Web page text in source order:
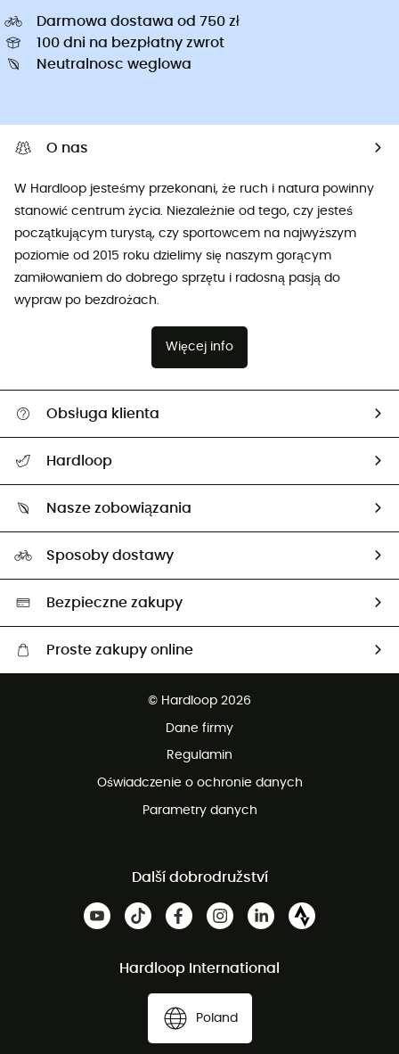
Darmowa dostawa od 750 zł
100 dni na bezpłatny zwrot
Neutralnosc weglowa
O nas
W Hardloop jesteśmy przekonani, że ruch i natura powinny
stanowić centrum życia. Niezależnie od tego, czy jesteś
początkującym turystą, czy sportowcem na najwyższym
poziomie od 2015 roku dzielimy się naszym gorącym
zamiłowaniem do dobrego sprzętu i radosną pasją do
wypraw po bezdrożach.
Więcej info
Obsługa klienta
Śledzenie przesyłki
Zwrot artykułów i zwrot środków
Hardloop
Nasze zobowiązania
Neutralność węglowa
Wybrane produkty eko
Sposoby dostawy
Bezpieczne zakupy
Proste zakupy online
© Hardloop 2026
Dane firmy
Regulamin
Oświadczenie o ochronie danych
Parametry danych
Další dobrodružství
Hardloop International
Poland